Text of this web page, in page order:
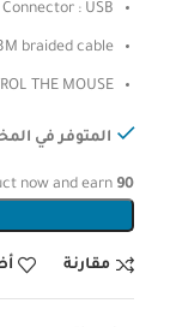
Connector : USB
braided cable
THE MOUSE
المتوفر في المخزون
now and earn 90
مقارنة